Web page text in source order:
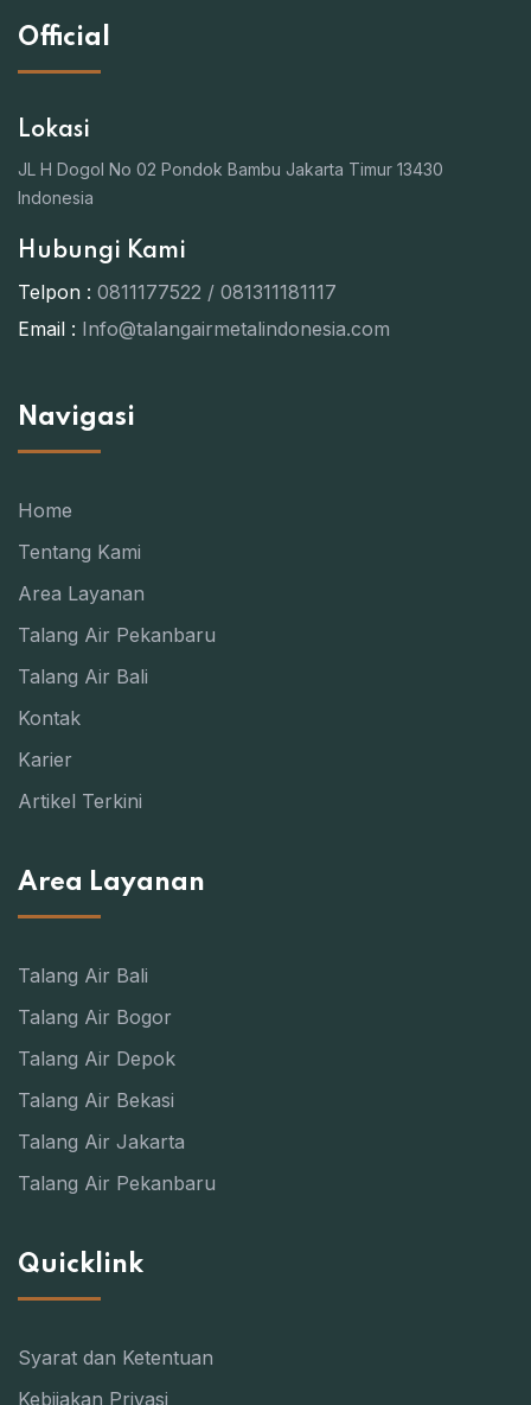
Official
Lokasi
JL H Dogol No 02 Pondok Bambu Jakarta Timur 13430
Indonesia
Hubungi Kami
Telpon : 0811177522 / 081311181117
Email : Info@talangairmetalindonesia.com
Navigasi
Home
Tentang Kami
Area Layanan
Talang Air Pekanbaru
Talang Air Bali
Kontak
Karier
Artikel Terkini
Area Layanan
Talang Air Bali
Talang Air Bogor
Talang Air Depok
Talang Air Bekasi
Talang Air Jakarta
Talang Air Pekanbaru
Quicklink
Syarat dan Ketentuan
Kebijakan Privasi